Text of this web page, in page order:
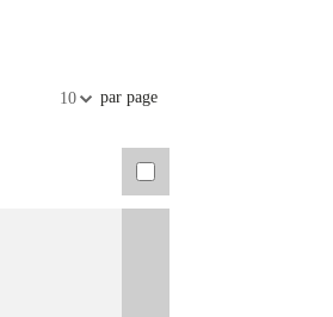
10 par page